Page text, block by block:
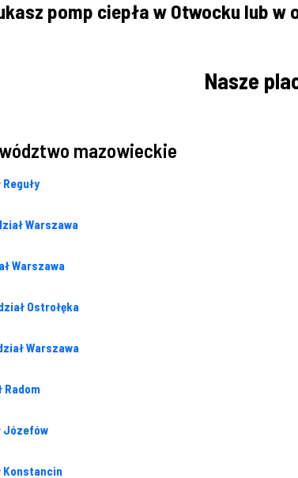
pomp ciepła w Otwocku lub
Nasze
mazowieckie
Reguły
Warszawa
Warszawa
Ostrołęka
Warszawa
Radom
Józefów
Konstancin